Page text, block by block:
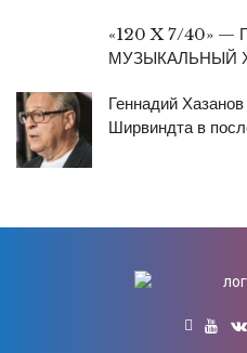
«120 X 7/40» —
МУЗЫКАЛЬНЫЙ
Геннадий
Ширвиндта в